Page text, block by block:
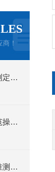
！
一文读懂：四氯化碳吸附率测定仪的正确使用方法与避坑技巧
简述微电脑综合吸附仪的规范操作流程
简述活性炭强度测定仪的精准测试方法